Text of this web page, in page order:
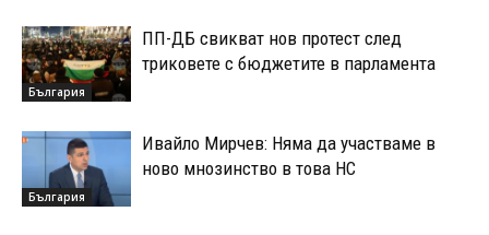
България
ПП-ДБ свикват нов протест след
триковете с бюджетите в парламента
България
Ивайло Мирчев: Няма да участваме в
ново мнозинство в това НС